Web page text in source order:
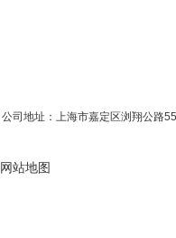
公司地址：上海市嘉定区浏翔公
网站地图